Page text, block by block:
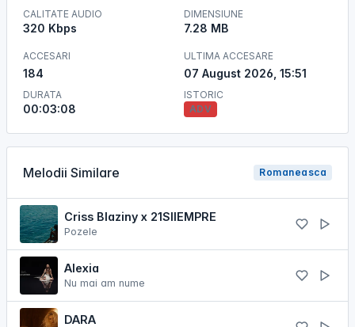
CALITATE AUDIO
320 Kbps
DIMENSIUNE
7.28 MB
ACCESARI
184
DURATA
00:03:08
ULTIMA ACCESARE
07 August 2026, 15:51
ISTORIC
ADV
Melodii Similare Romaneasca
Criss Blaziny x 21SIIEMPRE
Pozele
Alexia
Nu mai am nume
DARA